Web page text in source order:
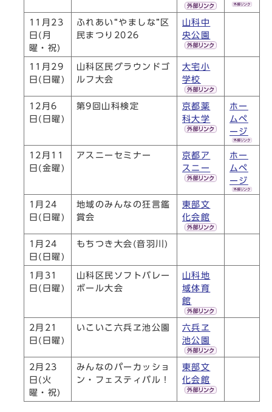
11月23
日(月
曜・祝)
ふれあい“やましな”区
民まつり2026
山科中
央公園
11月29
日(日曜)
山科区民グラウンドゴ
ルフ大会
大宅小
学校
12月6
日(日曜)
第9回山科検定
京都薬
科大学
ホー
ムペ
ージ
12月11
日(金曜)
アスニーセミナー
京都ア
スニー
ホー
ムペ
ージ
1月24
日(日曜)
地域のみんなの狂言鑑
賞会
東部文
化会館
1月24
日(日曜)
もちつき大会(音羽川)
1月31
日(日曜)
山科区民ソフトバレー
ボール大会
山科地
域体育
館
2月21
日(日曜)
いこいこ六兵ヱ池公園
六兵ヱ
池公園
2月23
日(火
曜・祝)
みんなのパーカッショ
ン・フェスティバル！
東部文
化会館